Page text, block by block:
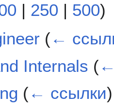
| 250 | 500)
(←
Internals (
(← ссылки)